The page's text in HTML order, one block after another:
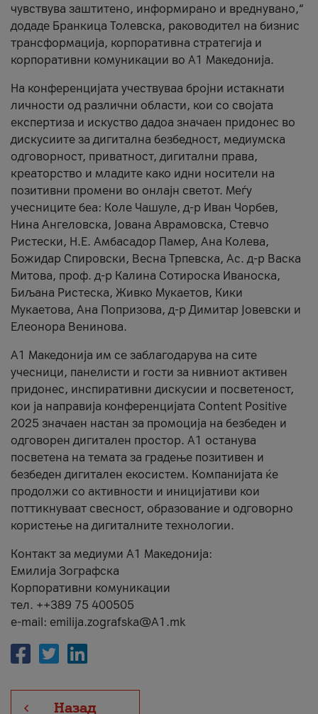
чувствува заштитено, информирано и вреднувано,“
додаде Бранкица Толевска, раководител на бизнис
трансформација, корпоративна стратегија и
корпоративни комуникации во А1 Македонија.
На конференцијата учествуваа бројни истакнати
личности од различни области, кои со својата
експертиза и искуство дадоа значаен придонес во
дискусиите за дигитална безбедност, медиумска
одговорност, приватност, дигитални права,
креаторство и младите како идни носители на
позитивни промени во онлајн светот. Меѓу
учесниците беа: Коле Чашуле, д-р Иван Чорбев,
Нина Ангеловска, Јована Аврамовска, Стевчо
Ристески, Н.Е. Амбасадор Памер, Ана Колева,
Божидар Спировски, Весна Трпевска, Ас. д-р Васка
Митова, проф. д-р Калина Сотироска Иваноска,
Биљана Ристеска, Живко Мукаетов, Кики
Мукаетова, Ана Попризова, д-р Димитар Јовевски и
Елеонора Венинова.
А1 Македонија им се заблагодарува на сите
учесници, панелисти и гости за нивниот активен
придонес, инспиративни дискусии и посветеност,
кои ја направија конференцијата Content Positive
2025 значаен настан за промоција на безбеден и
одговорен дигитален простор. А1 останува
посветена на темата за градење позитивен и
безбеден дигитален екосистем. Компанијата ќе
продолжи со активности и иницијативи кои
поттикнуваат свесност, образование и одговорно
користење на дигиталните технологии.
Контакт за медиуми А1 Македонија:
Емилија Зографска
Корпоративни комуникации
тел. ++389 75 400505
e-mail: emilija.zografska@A1.mk
Назад